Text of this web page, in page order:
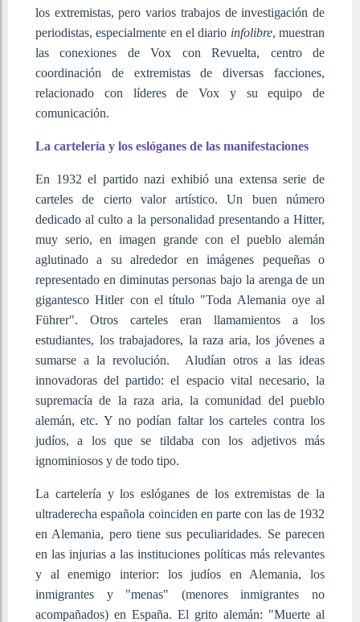
los extremistas, pero varios trabajos de investigación de
periodistas, especialmente en el diario infolibre, muestran
las conexiones de Vox con Revuelta, centro de
coordinación de extremistas de diversas facciones,
relacionado con líderes de Vox y su equipo de
comunicación.
La cartelería y los eslóganes de las manifestaciones
En 1932 el partido nazi exhibió una extensa serie de
carteles de cierto valor artístico. Un buen número
dedicado al culto a la personalidad presentando a Hitter,
muy serio, en imagen grande con el pueblo alemán
aglutinado a su alrededor en imágenes pequeñas o
representado en diminutas personas bajo la arenga de un
gigantesco Hitler con el título "Toda Alemania oye al
Führer". Otros carteles eran llamamientos a los
estudiantes, los trabajadores, la raza aria, los jóvenes a
sumarse a la revolución. Aludían otros a las ideas
innovadoras del partido: el espacio vital necesario, la
supremacía de la raza aria, la comunidad del pueblo
alemán, etc. Y no podían faltar los carteles contra los
judíos, a los que se tildaba con los adjetivos más
ignominiosos y de todo tipo.
La cartelería y los eslóganes de los extremistas de la
ultraderecha española coinciden en parte con las de 1932
en Alemania, pero tiene sus peculiaridades. Se parecen
en las injurias a las instituciones políticas más relevantes
y al enemigo interior: los judíos en Alemania, los
inmigrantes y "menas" (menores inmigrantes no
acompañados) en España. El grito alemán: "Muerte al